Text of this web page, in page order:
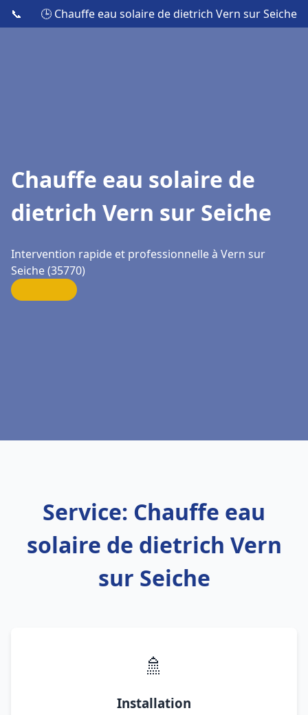
📞 🕒 Chauffe eau solaire de dietrich Vern sur Seiche
Chauffe eau solaire de
dietrich Vern sur Seiche
Intervention rapide et professionnelle à Vern sur
Seiche (35770)
Service: Chauffe eau
solaire de dietrich Vern
sur Seiche
🚿
Installation